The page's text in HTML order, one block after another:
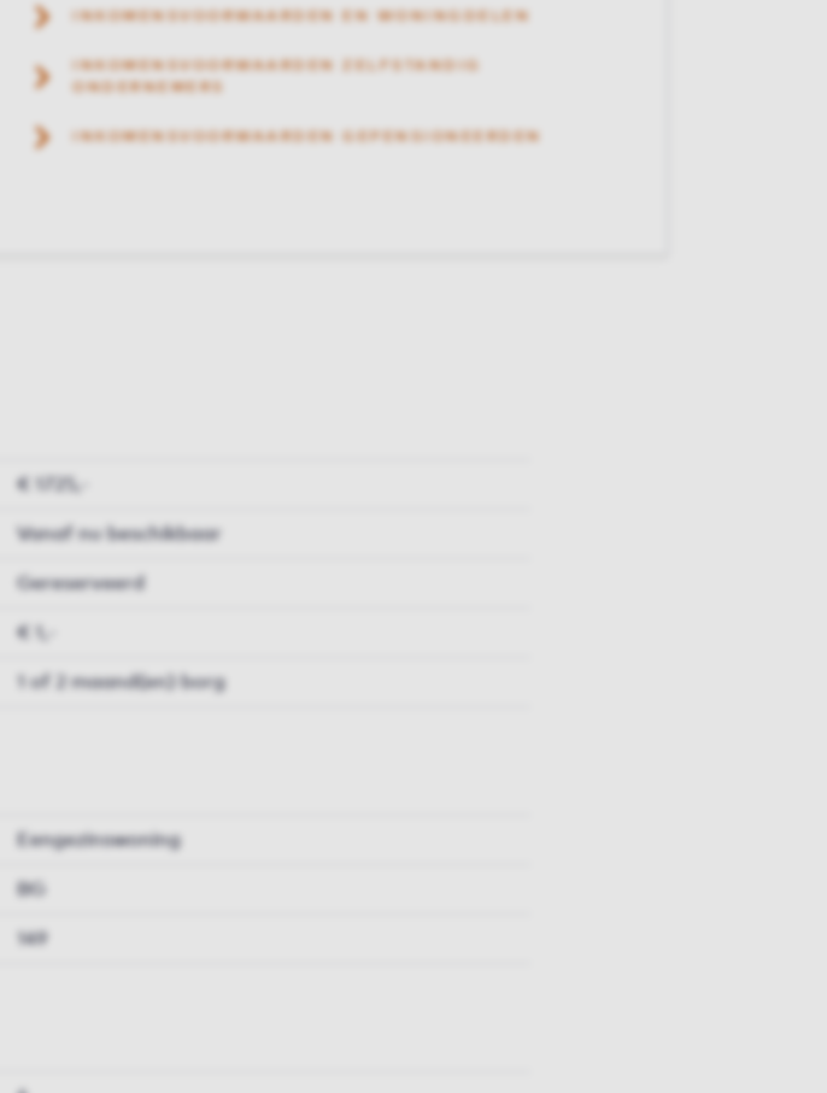
INKOMENSVOORWAARDEN EN WONINGDELEN
INKOMENSVOORWAARDEN ZELFSTANDIG
ONDERNEMERS
INKOMENSVOORWAARDEN GEPENSIONEERDEN
€ 1725,-
Vanaf nu beschikbaar
Gereserveerd
€ 1,-
1 of 2 maand(en) borg
Eengezinswoning
BG
149